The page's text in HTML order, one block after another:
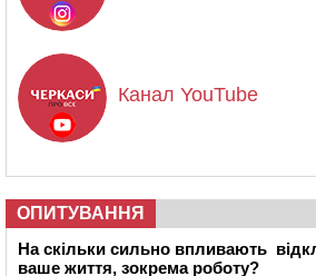
Канал YouTube
ОПИТУВАННЯ
На скільки сильно впливають
ваше життя, зокрема роботу?